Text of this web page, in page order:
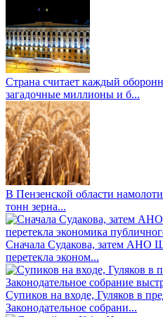
Страна считает каждый
загадочные миллионы и б...
В Пензенской области
тонн зерна...
Сначала Судакова, затем АНО
перетекла эконом...
Супиков на входе, Гуляков в
Законодательное собрани...